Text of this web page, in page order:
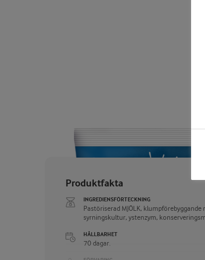
Produktfakta
INGREDIENSFÖRTECKNING
Pastöriserad MJÖLK,
syrningskultur, ystenzym,
HÅLLBARHET
70 dagar.